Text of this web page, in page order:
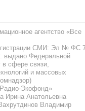
агентство «Все
СМИ: Эл № ФС
выдано Федеральной
сфере связи,
и массовых
Экофонд»
Ирина Анатольевна
Владимир